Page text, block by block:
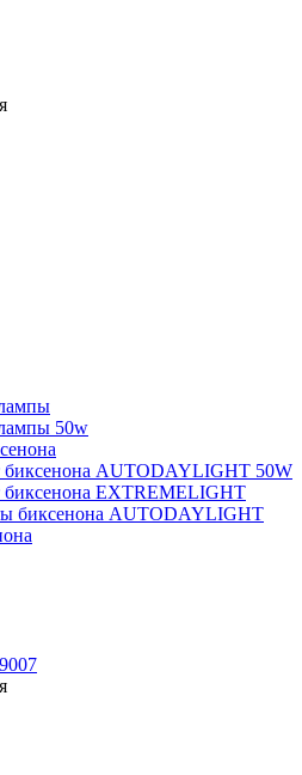
50w
биксенона AUTODAYLIGHT 50W
биксенона EXTREMELIGHT
биксенона AUTODAYLIGHT